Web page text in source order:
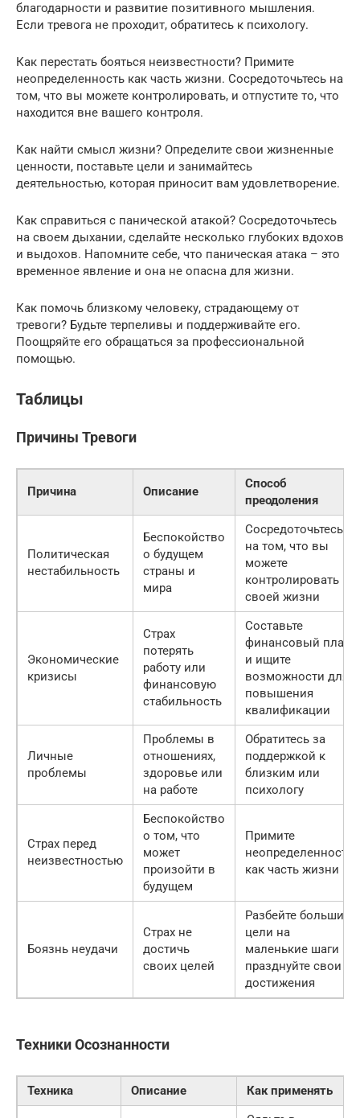
благодарности и развитие позитивного мышления.
Если тревога не проходит, обратитесь к психологу.
Как перестать бояться неизвестности? Примите
неопределенность как часть жизни. Сосредоточьтесь на
том, что вы можете контролировать, и отпустите то, что
находится вне вашего контроля.
Как найти смысл жизни? Определите свои жизненные
ценности, поставьте цели и занимайтесь
деятельностью, которая приносит вам удовлетворение.
Как справиться с панической атакой? Сосредоточьтесь
на своем дыхании, сделайте несколько глубоких вдохов
и выдохов. Напомните себе, что паническая атака – это
временное явление и она не опасна для жизни.
Как помочь близкому человеку, страдающему от
тревоги? Будьте терпеливы и поддерживайте его.
Поощряйте его обращаться за профессиональной
помощью.
Таблицы
Причины Тревоги
Причина Описание
Способ
преодоления
Политическая
нестабильность
Беспокойство
о будущем
страны и
мира
Сосредоточьтесь
на том, что вы
можете
контролировать в
своей жизни
Экономические
кризисы
Страх
потерять
работу или
финансовую
стабильность
Составьте
финансовый план
и ищите
возможности для
повышения
квалификации
Личные
проблемы
Проблемы в
отношениях,
здоровье или
на работе
Обратитесь за
поддержкой к
близким или
психологу
Страх перед
неизвестностью
Беспокойство
о том, что
может
произойти в
будущем
Примите
неопределенность
как часть жизни
Боязнь неудачи
Страх не
достичь
своих целей
Разбейте большие
цели на
маленькие шаги и
празднуйте свои
достижения
Техники Осознанности
Техника Описание
Как применять